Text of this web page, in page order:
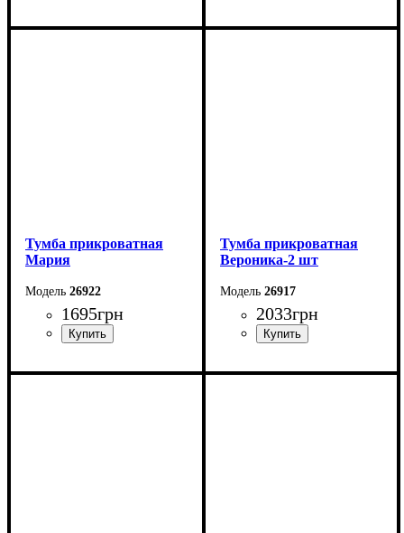
Ширина: 46 см
Ширина: 55 см
Тумба прикроватная
Мария
26922
1695грн
Ширина: 45,4 см
Тумба прикроватная
Вероника-2 шт
26917
2033грн
Ширина: 50,2 см